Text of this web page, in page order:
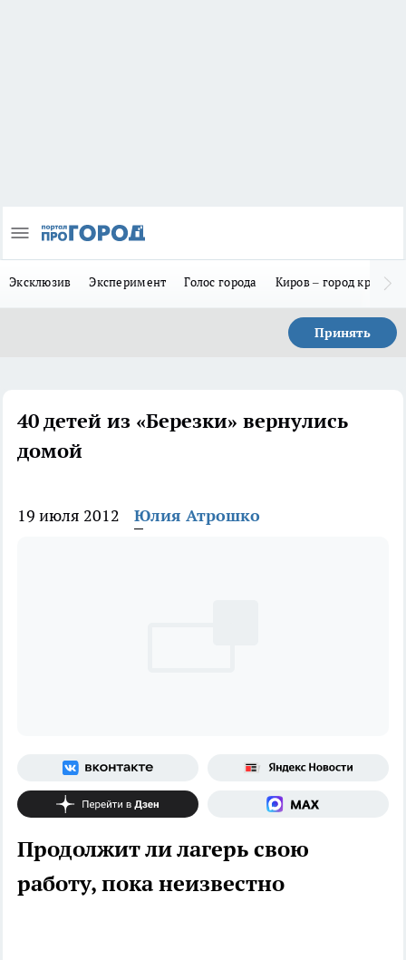
Эксклюзив Эксперимент Голос города Киров – город
Принять
40 детей из «Березки» вернулись
домой
19 июля 2012 Юлия Атрошко
Продолжит ли лагерь свою
работу, пока неизвестно